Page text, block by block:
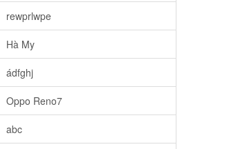
rewprlwpe
Hà My
ádfghj
Oppo Reno7
abc